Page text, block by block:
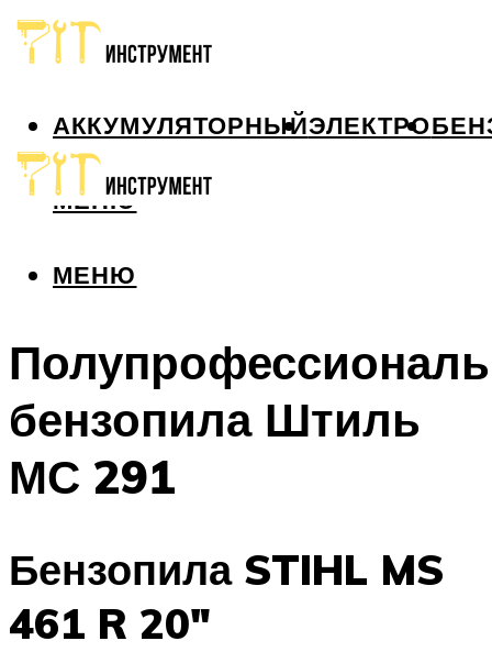
АККУМУЛЯТОРНЫЙЭЛЕКТРО
МЕНЮ
МЕНЮ
бензопила Штиль
МС 291
Бензопила STIHL MS
461 R 20″